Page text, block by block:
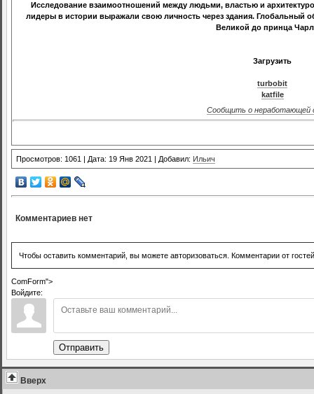
Исследование взаимоотношений между людьми, властью и
лидеры в истории выражали свою личность через здания. Глобальный
Великой до принца
Загрузить
turbobit
katfile
Сообщить о неработающей
Просмотров: 1061 | Дата: 19 Янв 2021 | Добавил: Ильич
Комментариев нет
Чтобы оставить комментарий, вы можете авторизоваться. Комментарии от
ComForm">
Войдите:
Отправить
Вверх